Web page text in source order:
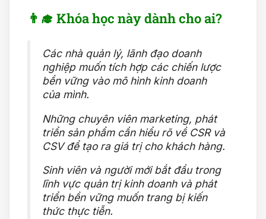
👨‍🎓 Khóa học này dành cho ai?
Các nhà quản lý, lãnh đạo doanh
nghiệp muốn tích hợp các chiến lược
bền vững vào mô hình kinh doanh
của mình.
Những chuyên viên marketing, phát
triển sản phẩm cần hiểu rõ về CSR và
CSV để tạo ra giá trị cho khách hàng.
Sinh viên và người mới bắt đầu trong
lĩnh vực quản trị kinh doanh và phát
triển bền vững muốn trang bị kiến
thức thực tiễn.